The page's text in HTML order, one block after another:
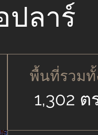
ปลาร์
พื้นที่รวม
1,302 ต